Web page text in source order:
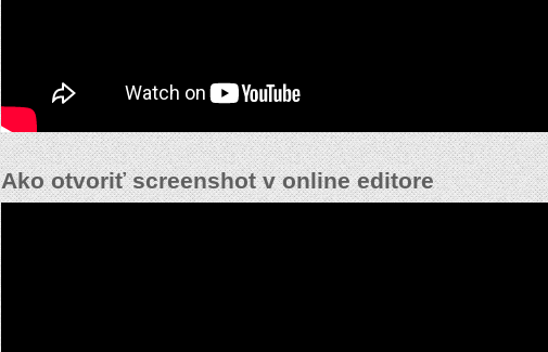
Ako otvoriť screenshot v online editore